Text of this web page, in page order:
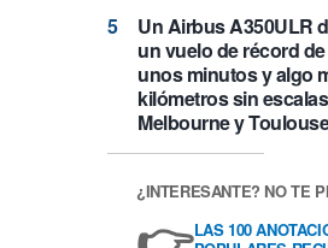
Un Airbus A350ULR
un vuelo de récord
unos minutos y algo
kilómetros sin
Melbourne y Toulouse
¿INTERESANTE? NO TE
LAS 100